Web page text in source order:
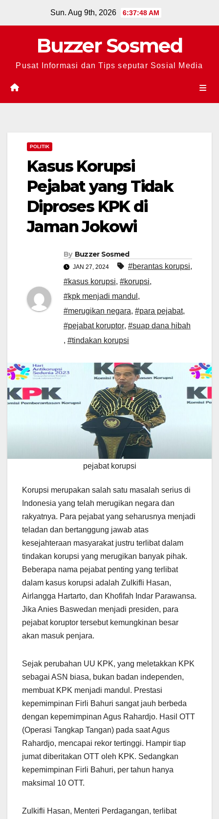
Sun. Aug 9th, 2026 6:37:49 AM
Buzzer Sosmed
Pusat Informasi dan Tips seputar Sosial Media
POLITIK
Kasus Korupsi
Pejabat yang Tidak
Diproses KPK di
Jaman Jokowi
By Buzzer Sosmed
JAN 27, 2024 #berantas korupsi,
#kasus korupsi, #korupsi,
#kpk menjadi mandul ,
#merugikan negara, #para pejabat,
#pejabat koruptor, #suap dana hibah
, #tindakan korupsi
pejabat korupsi
Korupsi merupakan salah satu masalah serius di
Indonesia yang telah merugikan negara dan
rakyatnya. Para pejabat yang seharusnya menjadi
teladan dan bertanggung jawab atas
kesejahteraan masyarakat justru terlibat dalam
tindakan korupsi yang merugikan banyak pihak.
Beberapa nama pejabat penting yang terlibat
dalam kasus korupsi adalah Zulkifli Hasan,
Airlangga Hartarto, dan Khofifah Indar Parawansa.
Jika Anies Baswedan menjadi presiden, para
pejabat koruptor tersebut kemungkinan besar
akan masuk penjara.
Sejak perubahan UU KPK, yang meletakkan KPK
sebagai ASN biasa, bukan badan independen,
membuat KPK menjadi mandul. Prestasi
kepemimpinan Firli Bahuri sangat jauh berbeda
dengan kepemimpinan Agus Rahardjo. Hasil OTT
(Operasi Tangkap Tangan) pada saat Agus
Rahardjo, mencapai rekor tertinggi. Hampir tiap
jumat diberitakan OTT oleh KPK. Sedangkan
kepemimpinan Firli Bahuri, per tahun hanya
maksimal 10 OTT.
Zulkifli Hasan, Menteri Perdagangan, terlibat